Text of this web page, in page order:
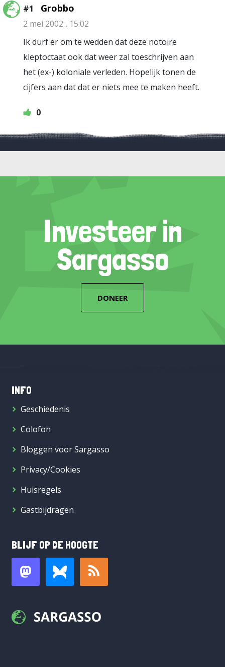
#1 Grobbo
2 mei 2002 , 15:02
Ik durf er om te wedden dat deze notoire
kleptoctaat ook dat weer zal toeschrijven aan
het (ex-) koloniale verleden. Hopelijk tonen de
cijfers aan dat dat er niets mee te maken heeft.
0
Investeer in
Sargasso
DONEER
INFO
Geschiedenis
Colofon
Bloggen voor Sargasso
Privacy/Cookies
Huisregels
Gastbijdragen
BLIJF OP DE HOOGTE